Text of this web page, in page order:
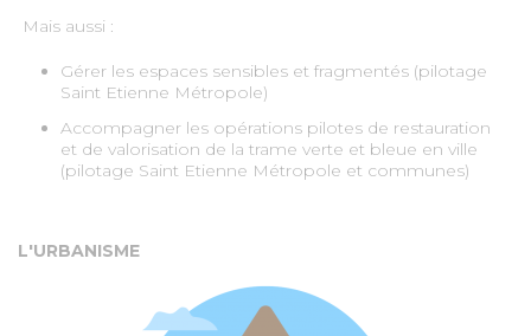
Mais aussi :
Gérer les espaces sensibles et fragmentés (pilotage
Saint Etienne Métropole)
Accompagner les opérations pilotes de restauration
et de valorisation de la trame verte et bleue en ville
(pilotage Saint Etienne Métropole et communes)
L'URBANISME